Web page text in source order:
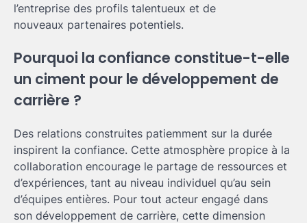
l’entreprise des profils talentueux et de
nouveaux partenaires potentiels.
Pourquoi la confiance constitue-t-elle
un ciment pour le développement de
carrière ?
Des relations construites patiemment sur la durée
inspirent la confiance. Cette atmosphère propice à la
collaboration encourage le partage de ressources et
d’expériences, tant au niveau individuel qu’au sein
d’équipes entières. Pour tout acteur engagé dans
son développement de carrière, cette dimension